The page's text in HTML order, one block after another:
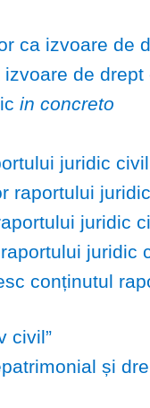
ca izvoare de
de drept
in concreto
juridic civil
raportului
juridic
juridic
conținutul
civil”
și